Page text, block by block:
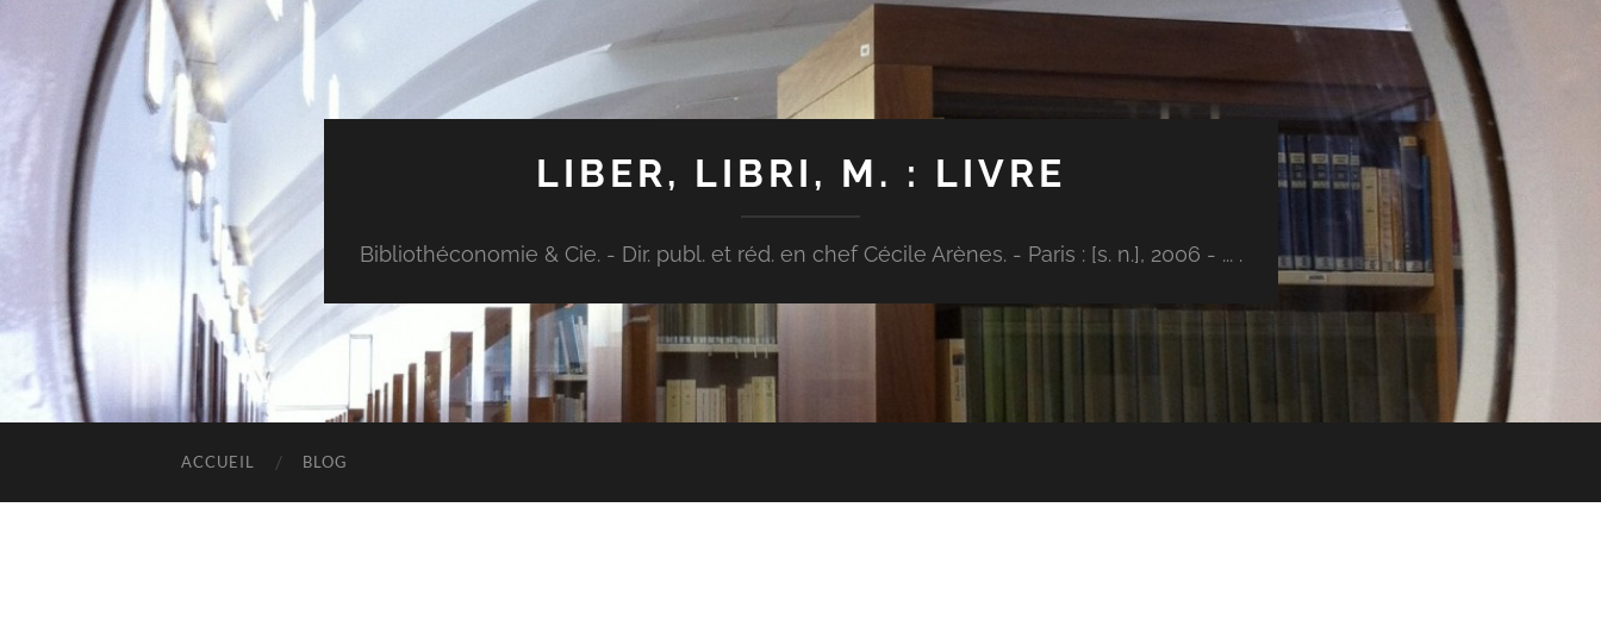
LIBER, LIBRI, M. : LIVRE
Bibliothéconomie & Cie. - Dir. publ. et réd. en chef Cécile Arènes. - Paris : [s. n.], 2006 - ... .
ACCUEIL BLOG